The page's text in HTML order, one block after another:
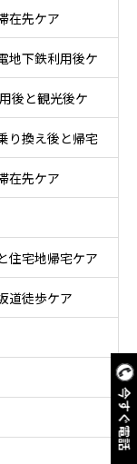
今すぐ電話
在先ケア
地下鉄利用後ケ
後と観光後ケ
り換え後と帰宅
在先ケア
住宅地帰宅ケア
道徒歩ケア